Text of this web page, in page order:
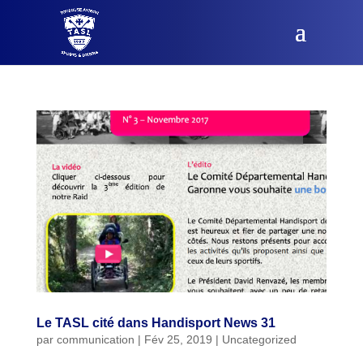
Le TASL cité dans Handisport News 31
par communication | Fév 25, 2019 | Uncategorized